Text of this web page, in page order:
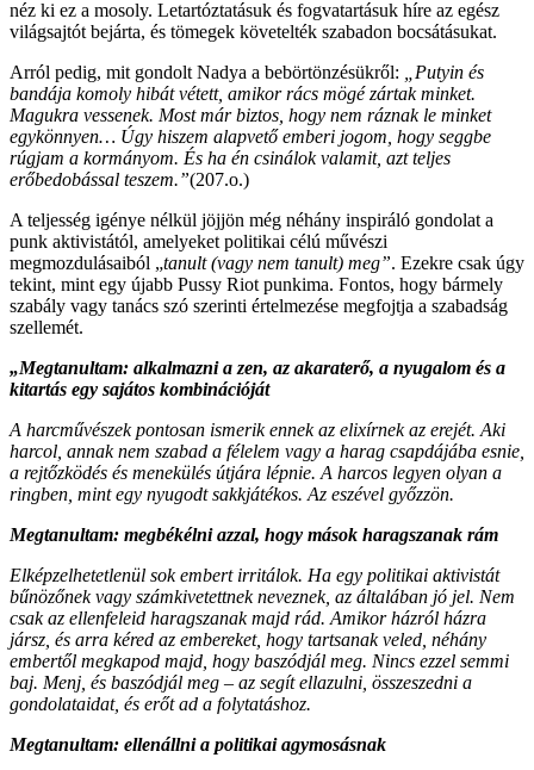
néz ki ez a mosoly. Letartóztatásuk és fogvatartásuk híre az egész
világsajtót bejárta, és tömegek követelték szabadon bocsátásukat.
Arról pedig, mit gondolt Nadya a bebörtönzésükről: „Putyin és
bandája komoly hibát vétett, amikor rács mögé zártak minket.
Magukra vessenek. Most már biztos, hogy nem ráznak le minket
egykönnyen… Úgy hiszem alapvető emberi jogom, hogy seggbe
rúgjam a kormányom. És ha én csinálok valamit, azt teljes
erőbedobással teszem.”(207.o.)
A teljesség igénye nélkül jöjjön még néhány inspiráló gondolat a
punk aktivistától, amelyeket politikai célú művészi
megmozdulásaiból „tanult (vagy nem tanult) meg”. Ezekre csak úgy
tekint, mint egy újabb Pussy Riot punkima. Fontos, hogy bármely
szabály vagy tanács szó szerinti értelmezése megfojtja a szabadság
szellemét.
„Megtanultam: alkalmazni a zen, az akaraterő, a nyugalom és a
kitartás egy sajátos kombinációját
A harcművészek pontosan ismerik ennek az elixírnek az erejét. Aki
harcol, annak nem szabad a félelem vagy a harag csapdájába esnie,
a rejtőzködés és menekülés útjára lépnie. A harcos legyen olyan a
ringben, mint egy nyugodt sakkjátékos. Az eszével győzzön.
Megtanultam: megbékélni azzal, hogy mások haragszanak rám
Elképzelhetetlenül sok embert irritálok. Ha egy politikai aktivistát
bűnözőnek vagy számkivetettnek neveznek, az általában jó jel. Nem
csak az ellenfeleid haragszanak majd rád. Amikor házról házra
jársz, és arra kéred az embereket, hogy tartsanak veled, néhány
embertől megkapod majd, hogy baszódjál meg. Nincs ezzel semmi
baj. Menj, és baszódjál meg – az segít ellazulni, összeszedni a
gondolataidat, és erőt ad a folytatáshoz.
Megtanultam: ellenállni a politikai agymosásnak